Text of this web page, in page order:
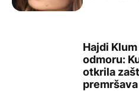
Hajdi Klum uživa na
Hajdi
odmoru:
otkrila
premršava